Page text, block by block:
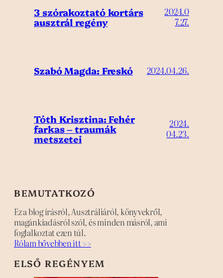
3 szórakoztató kortárs
ausztrál regény
2024.0
7.27.
Szabó Magda: Freskó 2024.04.26.
Tóth Krisztina: Fehér
farkas – traumák
metszetei
2024.
04.23.
BEMUTATKOZÓ
Ez a blog írásról, Ausztráliáról, könyvekről,
magánkiadásról szól, és minden másról, ami
foglalkoztat ezen túl.
Rólam bővebben itt >>
ELSŐ REGÉNYEM